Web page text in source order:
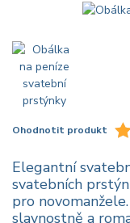
Ohodnotit produkt
Elegantní
svatebních
pro
slavnostně a